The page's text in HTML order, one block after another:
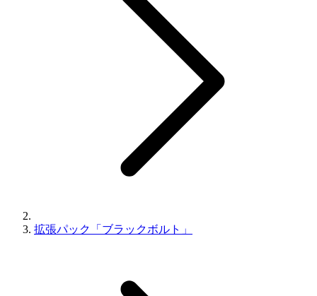
拡張パック「ブラックボルト」